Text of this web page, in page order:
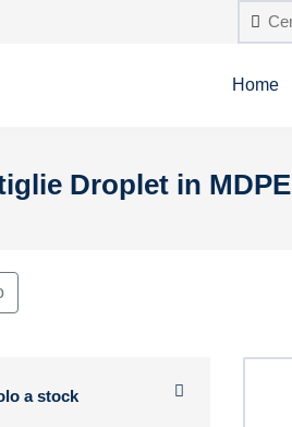
Home
Droplet in MDPE
a stock